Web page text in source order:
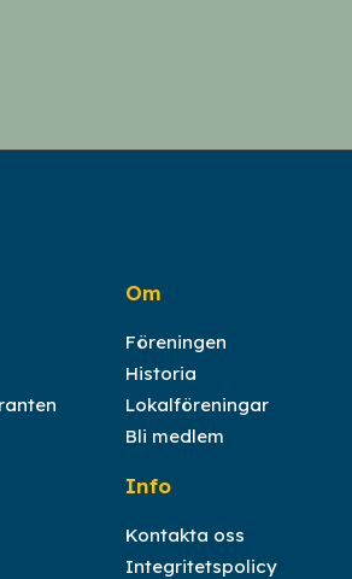
Om
Föreningen
Historia
Lokalföreningar
Bli medlem
Info
Kontakta oss
Integritetspolicy